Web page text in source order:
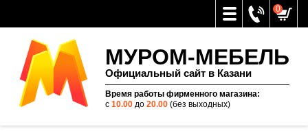
0
МУРОМ-МЕБЕЛЬ
Официальный сайт в Казани
Время работы фирменного магазина:
с 10.00до 20.00(без выходных)